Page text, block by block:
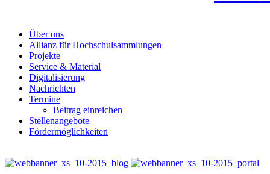
Über uns
Allianz für Hochschulsammlungen
Projekte
Service & Material
Digitalisierung
Nachrichten
Termine
Beitrag einreichen
Stellenangebote
Fördermöglichkeiten